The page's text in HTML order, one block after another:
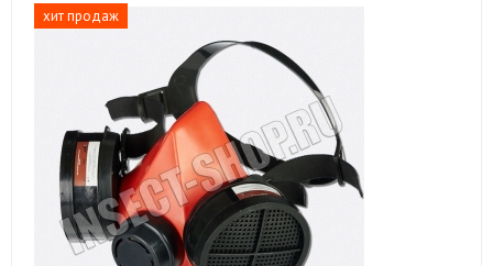
хит продаж